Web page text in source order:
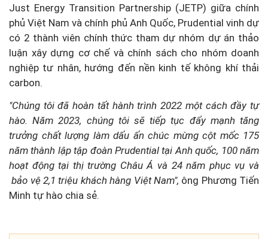
Just Energy Transition Partnership (JETP) giữa chính
phủ Việt Nam và chính phủ Anh Quốc, Prudential vinh dự
có 2 thành viên chính thức tham dự nhóm dự án thảo
luận xây dựng cơ chế và chính sách cho nhóm doanh
nghiệp tư nhân, hướng đến nền kinh tế không khí thải
carbon.
"Chúng tôi đã hoàn tất hành trình 2022 một cách đầy tự
hào. Năm 2023, chúng tôi sẽ tiếp tục đẩy mạnh tăng
trưởng chất lượng làm dấu ấn chúc mừng cột mốc 175
năm thành lập tập đoàn Prudential tại Anh quốc, 100 năm
hoạt động tại thị trường Châu Á và 24 năm phục vụ và
bảo vệ 2,1 triệu khách hàng Việt Nam", ông Phương Tiến
Minh tự hào chia sẻ.